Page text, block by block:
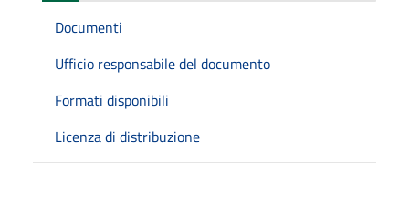
Documenti
Ufficio responsabile del documento
Formati disponibili
Licenza di distribuzione